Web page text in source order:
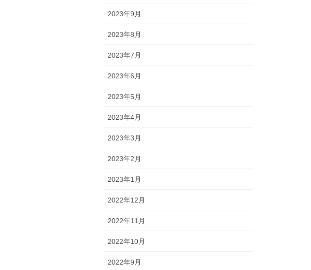
2023年9月
2023年8月
2023年7月
2023年6月
2023年5月
2023年4月
2023年3月
2023年2月
2023年1月
2022年12月
2022年11月
2022年10月
2022年9月